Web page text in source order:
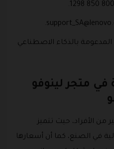
.
بالذكاء الاصطناعي
في متجر لينوفو
من الأفراد، حيث تتميز
في الصنع، كما أن أسعارها